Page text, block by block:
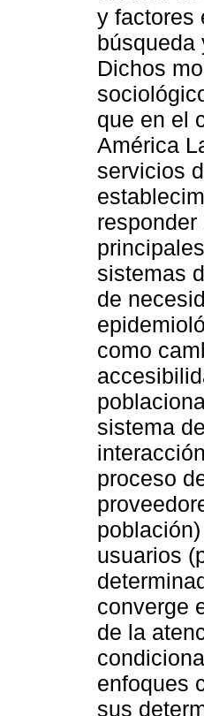
y factores
búsqueda
Dichos
que en el
América
servicios
sistemas
de
como
sistema
proceso
usuarios
converge
de la
enfoques
sus